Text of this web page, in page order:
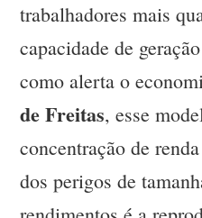
trabalhadores mais
capacidade de
como alerta o
de Freitas, esse
concentração de
dos perigos de